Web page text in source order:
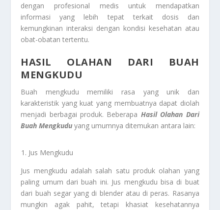
dengan profesional medis untuk mendapatkan
informasi yang lebih tepat terkait dosis dan
kemungkinan interaksi dengan kondisi kesehatan atau
obat-obatan tertentu.
HASIL OLAHAN DARI BUAH
MENGKUDU
Buah mengkudu memiliki rasa yang unik dan
karakteristik yang kuat yang membuatnya dapat diolah
menjadi berbagai produk. Beberapa Hasil Olahan Dari
Buah Mengkudu yang umumnya ditemukan antara lain:
Jus Mengkudu
Jus mengkudu adalah salah satu produk olahan yang
paling umum dari buah ini. Jus mengkudu bisa di buat
dari buah segar yang di blender atau di peras. Rasanya
mungkin agak pahit, tetapi khasiat kesehatannya